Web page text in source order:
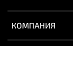
КОМПАНИЯ